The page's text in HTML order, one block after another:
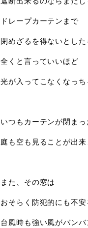
ドレープカーテンまで
閉めざるを得ないとした
全くと言っていいほど
光が入ってこなくなっち
いつもカーテンが閉まっ
庭も空も見ることが出来
また、その窓は
おそらく防犯的にも不安
台風時も強い風がバンバ